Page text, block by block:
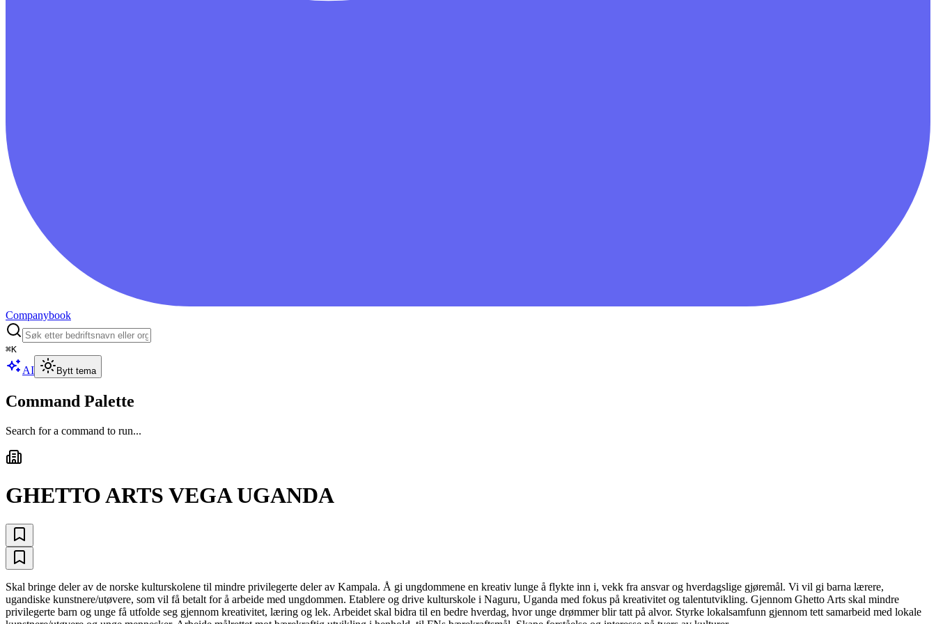
Companybook
⌘K
AI Bytt tema
Command Palette
Search for a command to run...
GHETTO ARTS VEGA UGANDA
Skal bringe deler av de norske kulturskolene til mindre privilegerte deler av Kampala. Å gi ungdommene en kreativ lunge å flykte inn i, vekk fra ansvar og hverdagslige gjøremål. Vi vil gi barna lærere,
ugandiske kunstnere/utøvere, som vil få betalt for å arbeide med ungdommen. Etablere og drive kulturskole i Naguru, Uganda med fokus på kreativitet og talentutvikling. Gjennom Ghetto Arts skal mindre
privilegerte barn og unge få utfolde seg gjennom kreativitet, læring og lek. Arbeidet skal bidra til en bedre hverdag, hvor unge drømmer blir tatt på alvor. Styrke lokalsamfunn gjennom tett samarbeid med lokale